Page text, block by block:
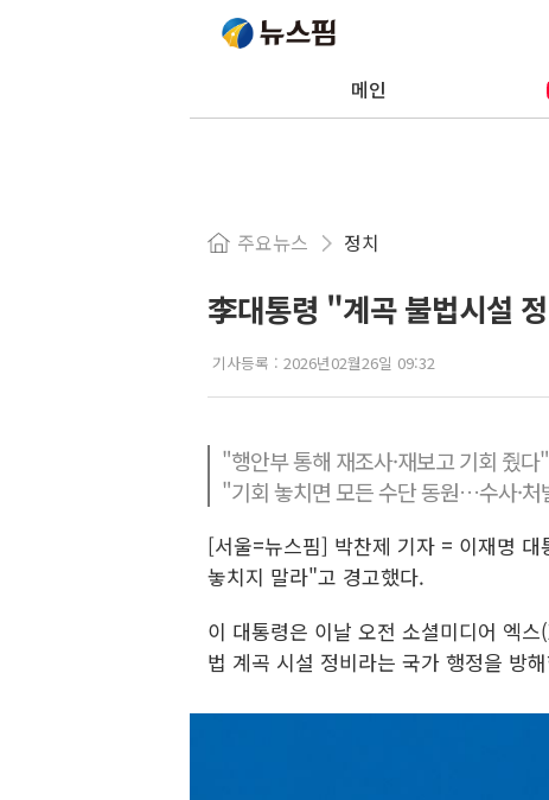
메인
주요뉴스 정치
李대통령 "계곡 불법시설
기사등록 : 2026년02월26일 09:32
"행안부 통해 재조사·재보고 기회 줬다"
"기회 놓치면 모든 수단 동원…수사·처
[서울=뉴스핌] 박찬제 기자 = 이재명
놓치지 말라"고 경고했다.
이 대통령은 이날 오전 소셜미디어 엑
법 계곡 시설 정비라는 국가 행정을 방